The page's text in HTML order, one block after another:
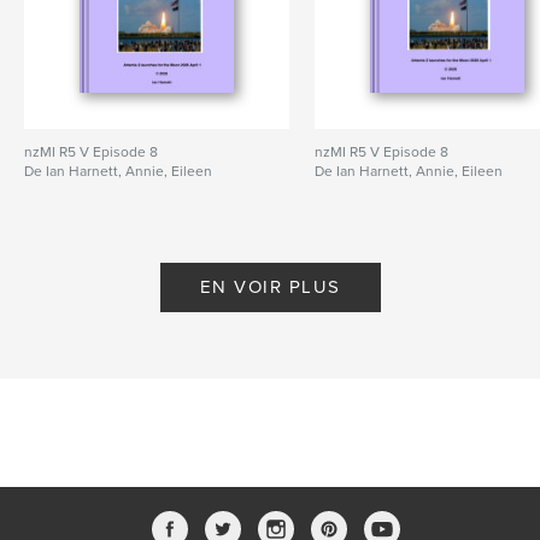
nzMI R5 V Episode 8
De Ian Harnett, Annie, Eileen
nzMI R5 V Episode 8
De Ian Harnett, Annie, Eileen
EN VOIR PLUS